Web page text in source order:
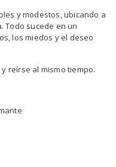
y modestos, ubicando a
Todo sucede en un
los miedos y el deseo
reírse al mismo tiempo.